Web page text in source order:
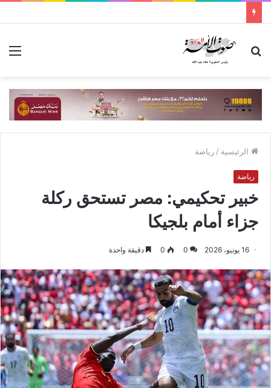
بحث
الرئيسية / رياضة
رياضة
خبير تحكيمي: مصر تستحق ركلة
جزاء أمام بلجيكا
16 يونيو، 2026 0
0 دقيقة واحدة